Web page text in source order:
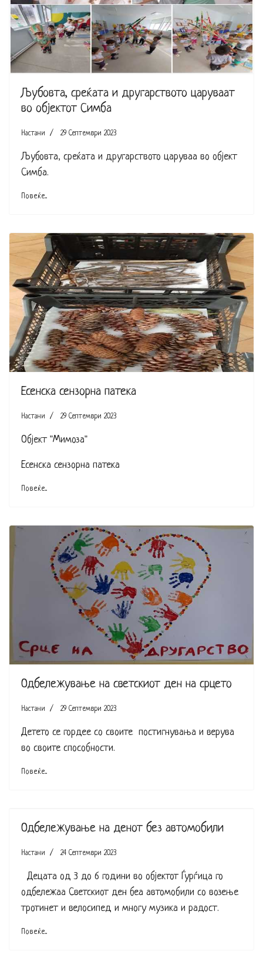
Љубовта, среќата и другарството царуваат
во објектот Симба
Настани 29 Септември 2023
Љубовта, среќата и другарството царуваа во објект
Симба.
Повеќе...
Есенска сензорна патека
Настани 29 Септември 2023
Објект "Мимоза"
Есенска сензорна патека
Повеќе...
Одбележување на светскиот ден на срцето
Настани 29 Септември 2023
Детето се гордее со своите постигнувања и верува
во своите способности.
Повеќе...
Одбележување на денот без автомобили
Настани 24 Септември 2023
Децата од 3 до 6 години во објектот Ѓурѓица го
одбележаа Светскиот ден беа автомобили со возење
тротинет и велосипед и многу музика и радост.
Повеќе...